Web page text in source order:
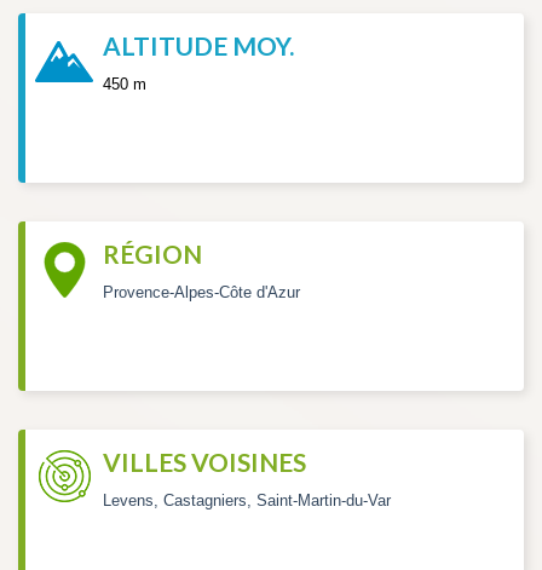
ALTITUDE MOY.
450 m
RÉGION
Provence-Alpes-Côte d'Azur
VILLES VOISINES
Levens, Castagniers, Saint-Martin-du-Var